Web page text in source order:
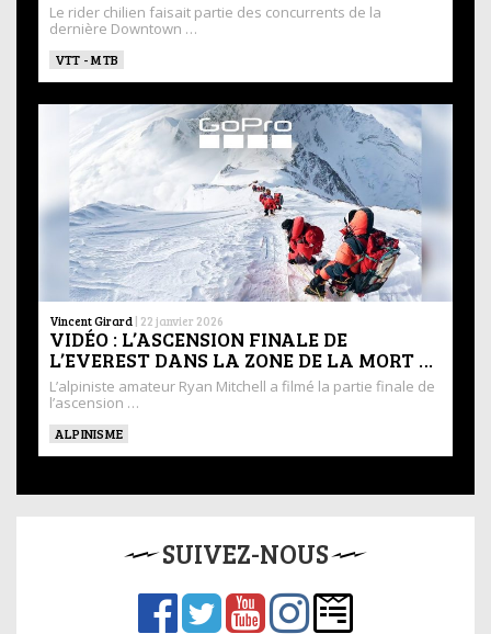
Le rider chilien faisait partie des concurrents de la
dernière Downtown …
VTT - MTB
Vincent Girard | 22 janvier 2026
VIDÉO : L’ASCENSION FINALE DE
L’EVEREST DANS LA ZONE DE LA MORT …
L’alpiniste amateur Ryan Mitchell a filmé la partie finale de
l’ascension …
ALPINISME
SUIVEZ-NOUS